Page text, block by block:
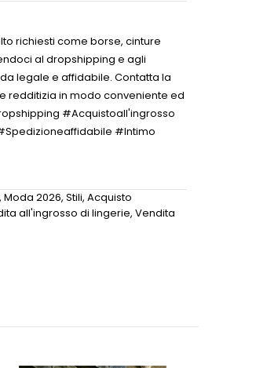
richiesti come borse, cinture
al dropshipping e agli
legale e affidabile. Contatta la
redditizia in modo conveniente ed
#Acquistoall'ingrosso
#Intimo
, Moda 2026, Stili, Acquisto
all'ingrosso di lingerie, Vendita